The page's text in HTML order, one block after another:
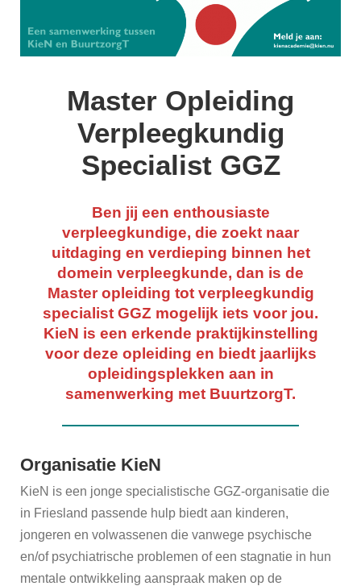
Master Opleiding
Verpleegkundig
Specialist GGZ
Ben jij een enthousiaste
verpleegkundige, die zoekt naar
uitdaging en verdieping binnen het
domein verpleegkunde, dan is de
Master opleiding tot verpleegkundig
specialist GGZ mogelijk iets voor jou.
KieN is een erkende praktijkinstelling
voor deze opleiding en biedt jaarlijks
opleidingsplekken aan in
samenwerking met BuurtzorgT.
Organisatie KieN
KieN is een jonge specialistische GGZ-organisatie die
in Friesland passende hulp biedt aan kinderen,
jongeren en volwassenen die vanwege psychische
en/of psychiatrische problemen of een stagnatie in hun
mentale ontwikkeling aanspraak maken op de
benadering
Vacature
Bestuurssecretaris
(via VOOR)
Vacature
Psycholoog
Vacature
Verpleegkundig
Vacature